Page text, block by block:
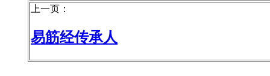
上一页：
易筋经传承人